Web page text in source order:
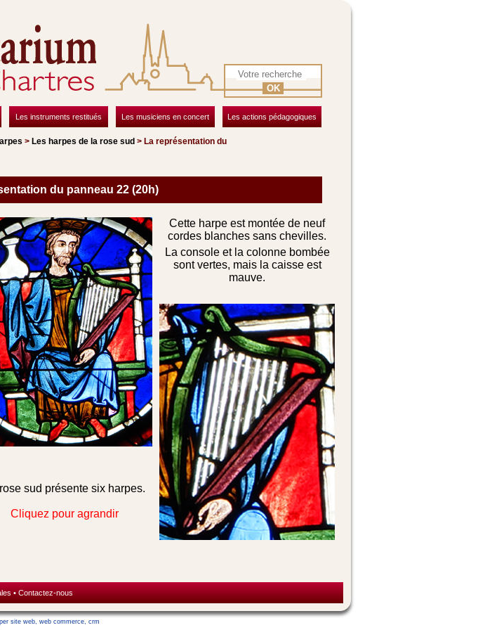
OK
Les instruments restitués Les musiciens en concert Les actions pédagogiques
> Les harpes de la rose sud > La représentation du
du panneau 22 (20h)
sud présente six harpes.
Cliquez pour agrandir
Cette harpe est montée de neuf
cordes blanches sans chevilles.
La console et la colonne bombée
sont vertes, mais la caisse est
mauve.
• Contactez-nous
site web, web commerce, crm